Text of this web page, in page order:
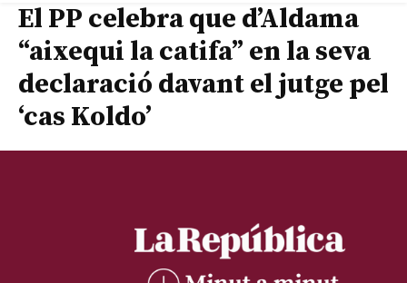
El PP celebra que d’Aldama
“aixequi la catifa” en la seva
declaració davant el jutge pel
‘cas Koldo’